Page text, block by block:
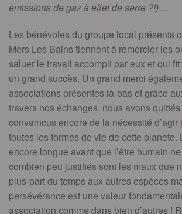
émissions de gaz à effet de serre ?!)…
Les bénévoles du groupe local présents
Mers Les Bains tiennent à remercier les
saluer le travail accompli par eux et qui
un grand succès. Un grand merci
associations présentes là-bas et grâce
travers nos échanges, nous avons
convaincus encore de la nécessité d’agir
toutes les formes de vie de cette planète.
encore longue avant que l’être humain
combien peu justifiés sont les maux que
plus-part du temps aux autres espèces
persévérance est une valeur
association comme dans bien d’autres !